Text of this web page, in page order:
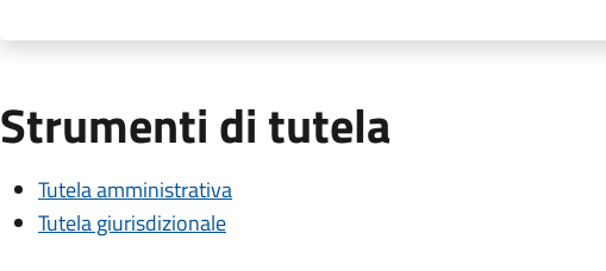
Strumenti di tutela
Tutela amministrativa
Tutela giurisdizionale